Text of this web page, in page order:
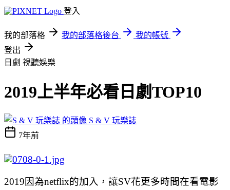
登入
我的部落格 我的部落格後台
我的帳號
登出
日劇 視聽娛樂
2019上半年必看日劇TOP10
S & V 玩樂誌
7年前
2019因為netflix的加入，讓SV花更多時間在看電影